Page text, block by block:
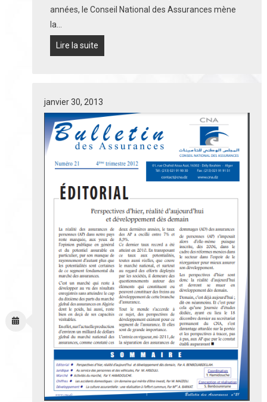
années, le Conseil National des Assurances mène
la…
Lire la suite
janvier 30, 2013